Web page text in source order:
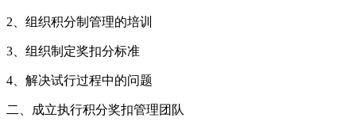
2、组织积分制管理的培训
3、组织制定奖扣分标准
4、解决试行过程中的问题
二、成立执行积分奖扣管理团队